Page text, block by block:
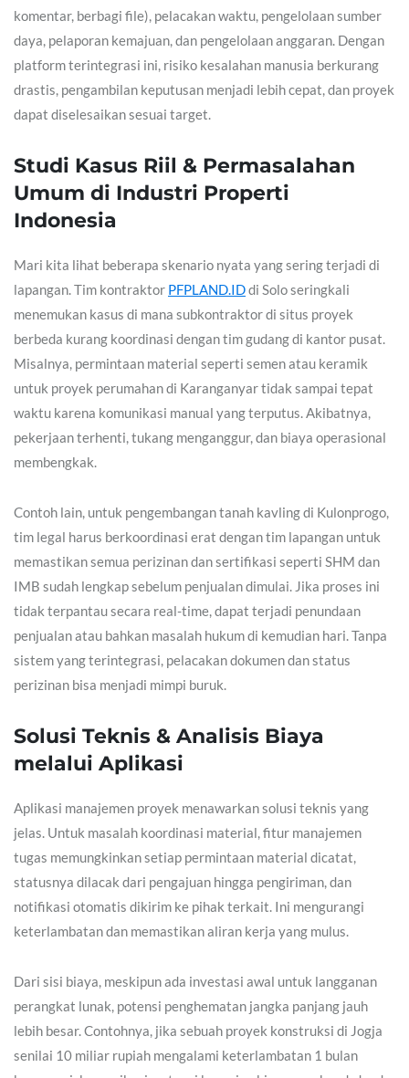
komentar, berbagi file), pelacakan waktu, pengelolaan sumber
daya, pelaporan kemajuan, dan pengelolaan anggaran. Dengan
platform terintegrasi ini, risiko kesalahan manusia berkurang
drastis, pengambilan keputusan menjadi lebih cepat, dan proyek
dapat diselesaikan sesuai target.
Studi Kasus Riil & Permasalahan
Umum di Industri Properti
Indonesia
Mari kita lihat beberapa skenario nyata yang sering terjadi di
lapangan. Tim kontraktor PFPLAND.IDdi Solo seringkali
menemukan kasus di mana subkontraktor di situs proyek
berbeda kurang koordinasi dengan tim gudang di kantor pusat.
Misalnya, permintaan material seperti semen atau keramik
untuk proyek perumahan di Karanganyar tidak sampai tepat
waktu karena komunikasi manual yang terputus. Akibatnya,
pekerjaan terhenti, tukang menganggur, dan biaya operasional
membengkak.
Contoh lain, untuk pengembangan tanah kavling di Kulonprogo,
tim legal harus berkoordinasi erat dengan tim lapangan untuk
memastikan semua perizinan dan sertifikasi seperti SHM dan
IMB sudah lengkap sebelum penjualan dimulai. Jika proses ini
tidak terpantau secara real-time, dapat terjadi penundaan
penjualan atau bahkan masalah hukum di kemudian hari. Tanpa
sistem yang terintegrasi, pelacakan dokumen dan status
perizinan bisa menjadi mimpi buruk.
Solusi Teknis & Analisis Biaya
melalui Aplikasi
Aplikasi manajemen proyek menawarkan solusi teknis yang
jelas. Untuk masalah koordinasi material, fitur manajemen
tugas memungkinkan setiap permintaan material dicatat,
statusnya dilacak dari pengajuan hingga pengiriman, dan
notifikasi otomatis dikirim ke pihak terkait. Ini mengurangi
keterlambatan dan memastikan aliran kerja yang mulus.
Dari sisi biaya, meskipun ada investasi awal untuk langganan
perangkat lunak, potensi penghematan jangka panjang jauh
lebih besar. Contohnya, jika sebuah proyek konstruksi di Jogja
senilai 10 miliar rupiah mengalami keterlambatan 1 bulan